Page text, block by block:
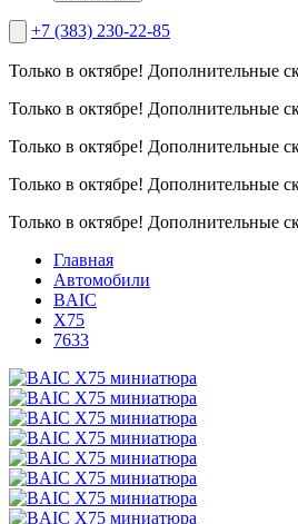
+7 (383) 230-22-85
Только в октябре! Дополнительные
Только в октябре! Дополнительные
Только в октябре! Дополнительные
Только в октябре! Дополнительные
Только в октябре! Дополнительные
Главная
Автомобили
BAIC
X75
7633